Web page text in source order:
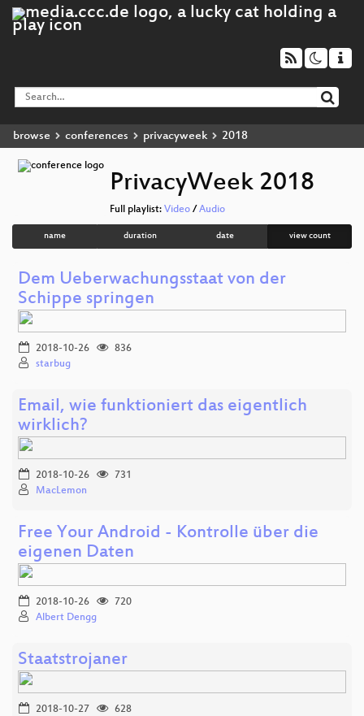
browse conferences privacyweek 2018
PrivacyWeek 2018
Full playlist: Video / Audio
name duration date view count
Dem Ueberwachungsstaat von der
Schippe springen
2018-10-26
836
starbug
Email, wie funktioniert das eigentlich
wirklich?
2018-10-26
731
MacLemon
Free Your Android - Kontrolle über die
eigenen Daten
2018-10-26
720
Albert Dengg
Staatstrojaner
2018-10-27
628